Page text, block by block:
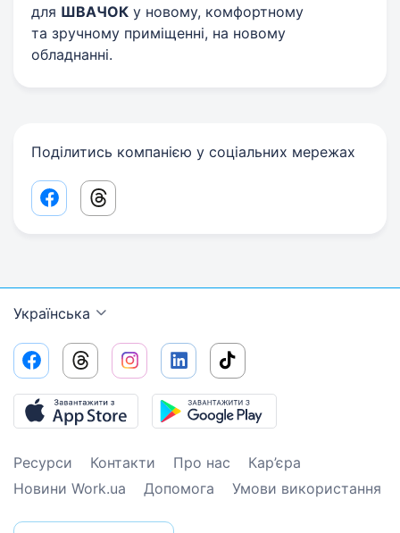
для ШВАЧОК у новому, комфортному
та зручному приміщенні, на новому
обладнанні.
Поділитись компанією у соціальних мережах
Facebook share link
Threads share link
Українська
Ресурси Контакти Про нас
Кар’єра
Новини Work.ua
Допомога Умови використання